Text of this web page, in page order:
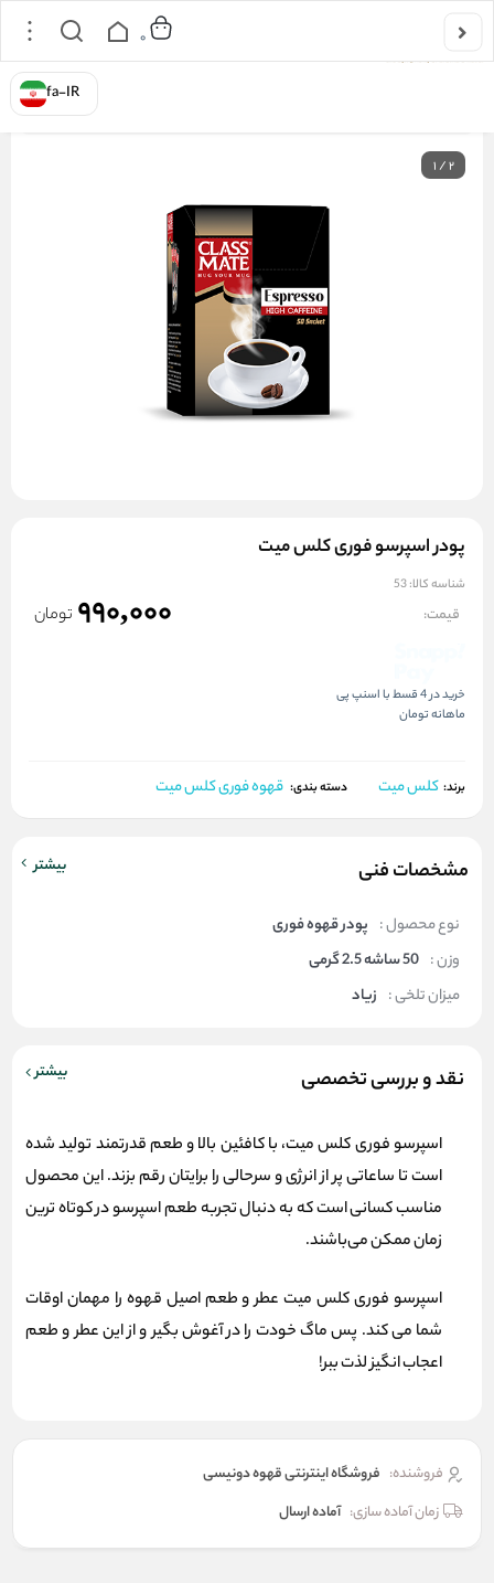
fa-IR
0
1/2
پودر اسپرسو فوری کلس میت
شناسه کالا:53
قیمت: 990,000 تومان
خرید در 4 قسط با اسنپ پی
ماهانهتومان
برند: کلس میت دسته بندی: قهوه فوری کلس میت
مشخصات فنی بیشتر
نوع محصول : پودر قهوه فوری
وزن : 50 ساشه 2.5 گرمی
میزان تلخی : زیاد
نقد و بررسی تخصصی بیشتر
اسپرسو فوری کلس میت، با کافئین بالا و طعم قدرتمند تولید شده
است تا ساعاتی پر از انرژی و سرحالی را برایتان رقم بزند. این محصول
مناسب کسانی است که به دنبال تجربه طعم اسپرسو در کوتاه ترین
زمان ممکن می‌باشند.
اسپرسو فوری کلس میت عطر و طعم اصیل قهوه را مهمان اوقات
شما می کند. پس ماگ خودت را در آغوش بگیر و از این عطر و طعم
اعجاب انگیز لذت ببر!
فروشنده: فروشگاه اینترنتی قهوه دونیسی
زمان آماده سازی: آماده ارسال